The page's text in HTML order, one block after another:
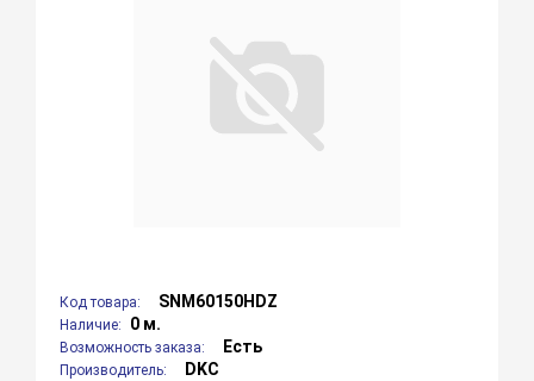
Код товара: SNM60150HDZ
Наличие: 0 м.
Возможность заказа: Есть
Производитель: DKC